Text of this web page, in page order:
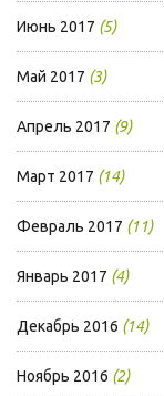
Июнь 2017 (5)
Май 2017 (3)
Апрель 2017 (9)
Март 2017 (14)
Февраль 2017 (11)
Январь 2017 (4)
Декабрь 2016 (14)
Ноябрь 2016 (2)